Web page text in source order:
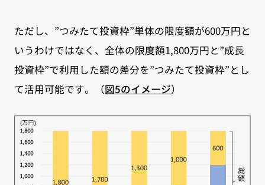
ただし、”つみたて投資枠”単体の限度額が600万円と
いうわけではなく、全体の限度額1,800万円と”成長
投資枠”で利用した額の差分を”つみたて投資枠”とし
て活用可能です。（図5のイメージ）